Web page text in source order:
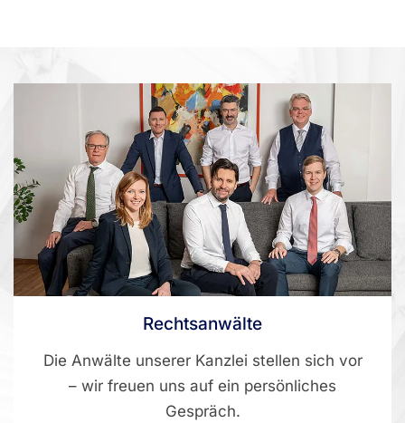
Rechtsanwälte
Die Anwälte unserer Kanzlei stellen sich vor
– wir freuen uns auf ein persönliches
Gespräch.